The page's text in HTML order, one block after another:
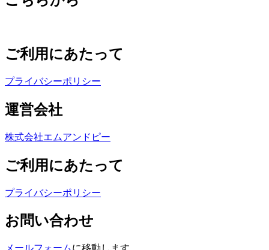
ご利用にあたって
プライバシーポリシー
運営会社
株式会社エムアンドピー
ご利用にあたって
プライバシーポリシー
お問い合わせ